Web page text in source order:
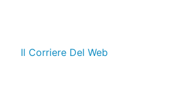
Il Corriere Del Web